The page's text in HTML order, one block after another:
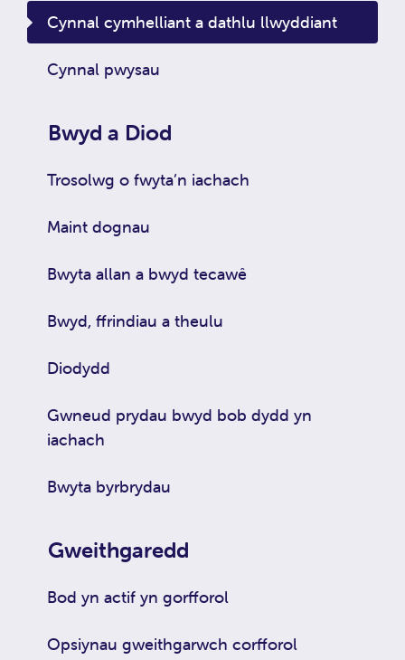
Cynnal cymhelliant a dathlu llwyddiant
Cynnal pwysau
Bwyd a Diod
Trosolwg o fwyta’n iachach
Maint dognau
Bwyta allan a bwyd tecawê
Bwyd, ffrindiau a theulu
Diodydd
Gwneud prydau bwyd bob dydd yn
iachach
Bwyta byrbrydau
Gweithgaredd
Bod yn actif yn gorfforol
Opsiynau gweithgarwch corfforol